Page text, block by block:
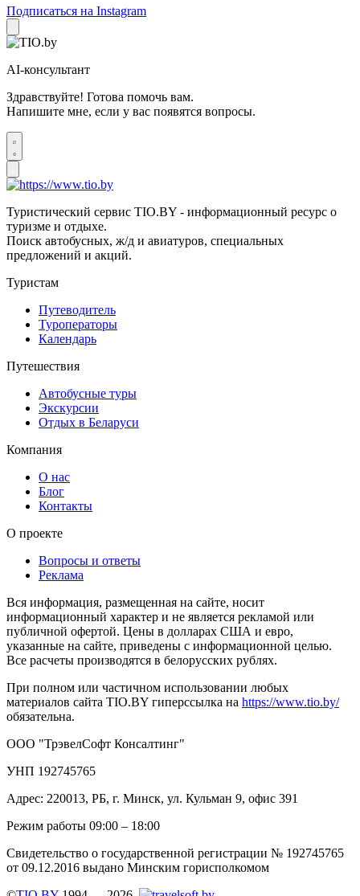
Подписаться на Instagram
AI-консультант
Здравствуйте! Готова помочь вам.
Напишите мне, если у вас появятся вопросы.
Туристический сервис TIO.BY - информационный ресурс о
туризме и отдыхе.
Поиск автобусных, ж/д и авиатуров, специальных
предложений и акций.
Туристам
Путеводитель
Туроператоры
Календарь
Путешествия
Автобусные туры
Экскурсии
Отдых в Беларуси
Компания
О нас
Блог
Контакты
О проекте
Вопросы и ответы
Реклама
Вся информация, размещенная на сайте, носит
информационный характер и не является рекламой или
публичной офертой. Цены в долларах США и евро,
указанные на сайте, приведены с информационной целью.
Все расчеты производятся в белорусских рублях.
При полном или частичном использовании любых
материалов сайта TIO.BY гиперссылка на https://www.tio.by/
обязательна.
ООО "ТрэвелСофт Консалтинг"
УНП 192745765
Адрес: 220013, РБ, г. Минск, ул. Кульман 9, офис 391
Режим работы 09:00 – 18:00
Свидетельство о государственной регистрации № 192745765
от 09.12.2016 выдано Минским горисполкомом